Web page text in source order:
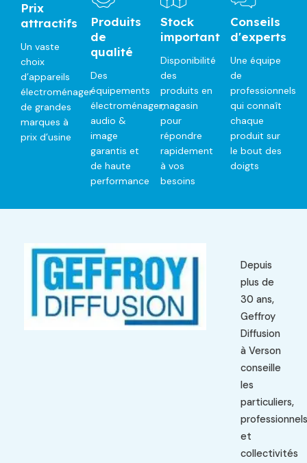
Prix
attractifs
Un vaste
choix
d’appareils
électroménager
de grandes
marques à
prix d’usine
Produits
de
qualité
Des
équipements
électroménager,
audio &
image
garantis et
de haute
performance
Stock
important
Disponibilité
des
produits en
magasin
pour
répondre
rapidement
à vos
besoins
Conseils
d'experts
Une équipe
de
professionnels
qui connaît
chaque
produit sur
le bout des
doigts
Depuis
plus de
30 ans,
Geffroy
Diffusion
à Verson
conseille
les
particuliers,
professionnels
et
collectivités